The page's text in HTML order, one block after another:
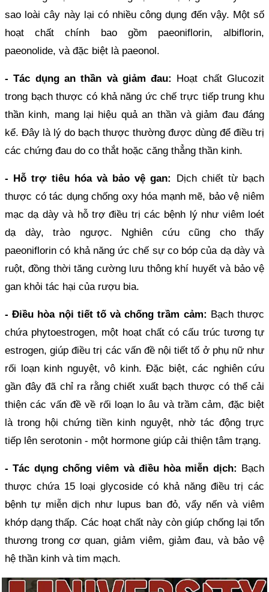
sao loài cây này lại có nhiều công dụng đến vậy. Một số
hoạt chất chính bao gồm paeoniflorin, albiflorin,
paeonolide, và đặc biệt là paeonol.
-Tác dụng an thần và giảm đau: Hoạt chất Glucozit
trong bạch thược có khả năng ức chế trực tiếp trung khu
thần kinh, mang lại hiệu quả an thần và giảm đau đáng
kể. Đây là lý do bạch thược thường được dùng để điều trị
các chứng đau do co thắt hoặc căng thẳng thần kinh.
- Hỗ trợ tiêu hóa và bảo vệ gan:
Dịch chiết từ bạch
thược có tác dụng chống oxy hóa mạnh mẽ, bảo vệ niêm
mạc dạ dày và hỗ trợ điều trị các bệnh lý như viêm loét
dạ dày, trào ngược. Nghiên cứu cũng cho thấy
paeoniflorin có khả năng ức chế sự co bóp của dạ dày và
ruột, đồng thời tăng cường lưu thông khí huyết và bảo vệ
gan khỏi tác hại của rượu bia.
-Điều hòa nội tiết tố và chống trầm cảm: Bạch thược
chứa phytoestrogen, một hoạt chất có cấu trúc tương tự
estrogen, giúp điều trị các vấn đề nội tiết tố ở phụ nữ như
rối loạn kinh nguyệt, vô kinh. Đặc biệt, các nghiên cứu
gần đây đã chỉ ra rằng chiết xuất bạch thược có thể cải
thiện các vấn đề về rối loạn lo âu và trầm cảm, đặc biệt
là trong hội chứng tiền kinh nguyệt, nhờ tác động trực
tiếp lên serotonin - một hormone giúp cải thiện tâm trạng.
-Tác dụng chống viêm và điều hòa miễn dịch: Bạch
thược chứa 15 loại glycoside có khả năng điều trị các
bệnh tự miễn dịch như lupus ban đỏ, vẩy nến và viêm
khớp dạng thấp. Các hoạt chất này còn giúp chống lại tổn
thương trong cơ quan, giảm viêm, giảm đau, và bảo vệ
hệ thần kinh và tim mạch.